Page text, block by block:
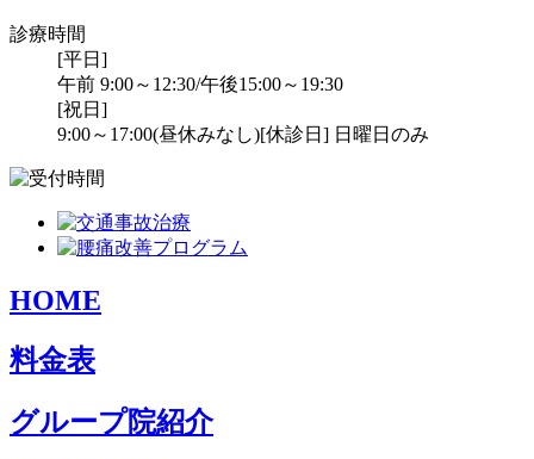
診療時間
[平日]
午前 9:00～12:30/午後15:00～19:30
[祝日]
9:00～17:00(昼休みなし)[休診日] 日曜日のみ
HOME
料金表
グループ院紹介